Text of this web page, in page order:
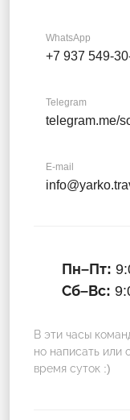
WhatsApp
+7 937 549-
Telegram
telegram.me/
E-mail
Пн–Пт:
Сб–Вс:
В эти часы
но написать или
время суток :)